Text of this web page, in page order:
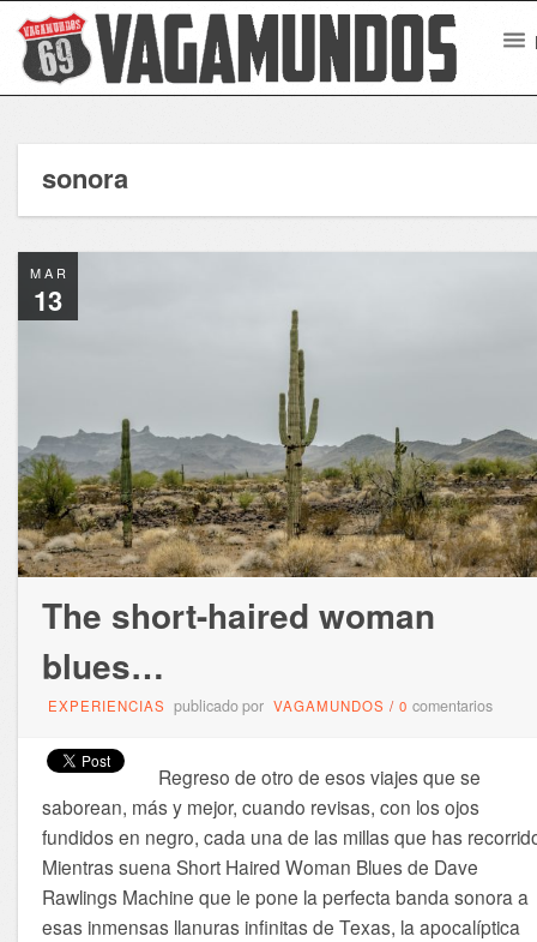
sonora
MAR
13
The short-haired woman
blues…
EXPERIENCIAS publicado por VAGAMUNDOS / 0 comentarios
Regreso de otro de esos viajes que se
saborean, más y mejor, cuando revisas, con los ojos
fundidos en negro, cada una de las millas que has
Mientras suena Short Haired Woman Blues de Dave
Rawlings Machine que le pone la perfecta banda sonora a
esas inmensas llanuras infinitas de Texas, la apocalíptica